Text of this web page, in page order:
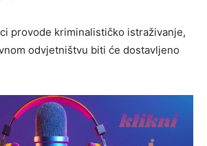
provode kriminalističko istraživanje,
odvjetništvu biti će dostavljeno